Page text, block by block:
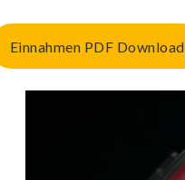
Einnahmen PDF Download